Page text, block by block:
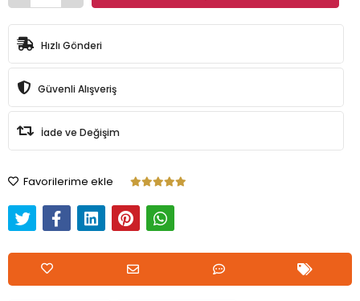
Hızlı Gönderi
Güvenli Alışveriş
İade ve Değişim
Favorilerime ekle